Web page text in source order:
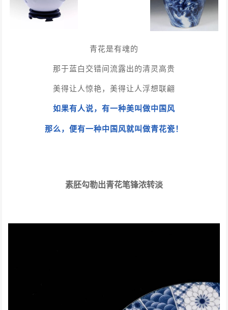
青花是有魂的
那于蓝白交错间流露出的清灵高贵
美得让人惊艳，美得让人浮想联翩
如果有人说，有一种美叫做中国风
那么，便有一种中国风就叫做青花瓷！
素胚勾勒出青花笔锋浓转淡